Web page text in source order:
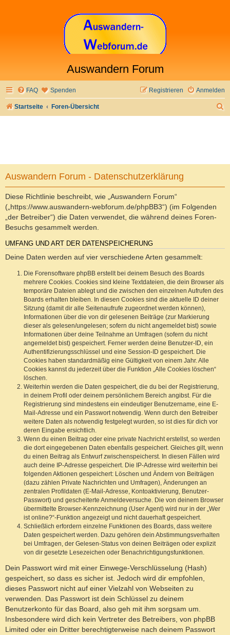
Auswandern Forum
FAQ Spenden Anmelden
Registrieren
Startseite Foren-Übersicht
Auswandern Forum - Datenschutzerklärung
Diese Richtlinie beschreibt, wie „Auswandern Forum“
(„https://www.auswandern-webforum.de/phpBB3“) (im Folgenden
„der Betreiber“) die Daten verwendet, die während deines Foren-
Besuchs gesammelt werden.
UMFANG UND ART DER DATENSPEICHERUNG
Deine Daten werden auf vier verschiedene Arten gesammelt:
Die Forensoftware phpBB erstellt bei deinem Besuch des Boards
mehrere Cookies. Cookies sind kleine Textdateien, die dein Browser als
temporäre Dateien ablegt und die zwischen den einzelnen Aufrufen des
Boards erhalten bleiben. In diesen Cookies sind die aktuelle ID deiner
Sitzung (damit dir alle Seitenaufrufe zugeordnet werden können),
Informationen über die von dir gelesenen Beiträge (zur Markierung
dieser als gelesen/ungelesen; sofern du nicht angemeldet bist) sowie
Informationen über deine Teilnahme an Umfragen (sofern du nicht
angemeldet bist) gespeichert. Ferner werden deine Benutzer-ID, ein
Authentifizierungsschlüssel und eine Session-ID gespeichert. Die
Cookies haben standardmäßig eine Gültigkeit von einem Jahr. Alle
Cookies kannst du jederzeit über die Funktion „Alle Cookies löschen“
löschen.
Weiterhin werden die Daten gespeichert, die du bei der Registrierung,
in deinem Profil oder deinem persönlichem Bereich angibst. Für die
Registrierung sind mindestens ein eindeutiger Benutzername, eine E-
Mail-Adresse und ein Passwort notwendig. Wenn durch den Betreiber
weitere Daten als notwendig festgelegt wurden, so ist dies für dich vor
deren Eingabe ersichtlich.
Wenn du einen Beitrag oder eine private Nachricht erstellst, so werden
die dort eingegebenen Daten ebenfalls gespeichert. Gleiches gilt, wenn
du einen Beitrag als Entwurf zwischenspeicherst. In diesen Fällen wird
auch deine IP-Adresse gespeichert. Die IP-Adresse wird weiterhin bei
folgenden Aktionen gespeichert: Löschen und Ändern von Beiträgen
(dazu zählen Private Nachrichten und Umfragen), Änderungen an
zentralen Profildaten (E-Mail-Adresse, Kontoaktivierung, Benutzer-
Passwort) und gescheiterte Anmeldeversuche. Die von deinem Browser
übermittelte Browser-Kennzeichnung (User Agent) wird nur in der „Wer
ist online?“-Funktion angezeigt und nicht dauerhaft gespeichert.
Schließlich erfordern einzelne Funktionen des Boards, dass weitere
Daten gespeichert werden. Dazu gehören dein Abstimmungsverhalten
bei Umfragen, der Gelesen-Status von deinen Beiträgen oder explizit
von dir gesetzte Lesezeichen oder Benachrichtigungsfunktionen.
Dein Passwort wird mit einer Einwege-Verschlüsselung (Hash)
gespeichert, so dass es sicher ist. Jedoch wird dir empfohlen,
dieses Passwort nicht auf einer Vielzahl von Webseiten zu
verwenden. Das Passwort ist dein Schlüssel zu deinem
Benutzerkonto für das Board, also geh mit ihm sorgsam um.
Insbesondere wird dich kein Vertreter des Betreibers, von phpBB
Limited oder ein Dritter berechtigterweise nach deinem Passwort